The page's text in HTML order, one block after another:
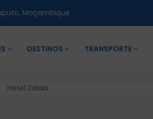
Moçambique
DESTINOS TRANSPORTE
Hotel Zalala